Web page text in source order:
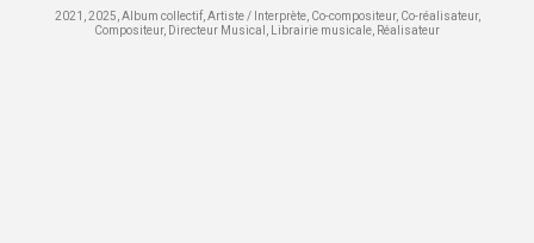
2021, 2025, Album collectif, Artiste / Interprète, Co-compositeur, Co-réalisateur,
Compositeur, Directeur Musical, Librairie musicale, Réalisateur